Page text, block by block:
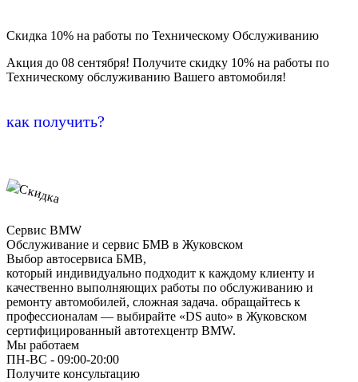
Скидка 10% на работы по Техническому Обслуживанию
Акция до 08 сентября! Получите скидку 10% на работы по
Техническому обслуживанию Вашего автомобиля!
как получить?
Сервис BMW
Обслуживание и сервис БМВ в Жуковском
Выбор автосервиса БМВ,
который индивидуально подходит к каждому клиенту и
качественно выполняющих работы по обслуживанию и
ремонту автомобилей, сложная задача. обращайтесь к
профессионалам — выбирайте «DS auto» в Жуковском
сертифицированный автотехцентр BMW.
Мы работаем
ПН-ВC - 09:00-20:00
Получите консультацию